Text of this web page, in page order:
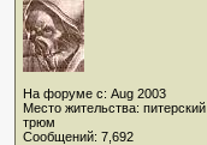
На форуме с: Aug 2003
Место жительства: питерский
трюм
Сообщений: 7,692